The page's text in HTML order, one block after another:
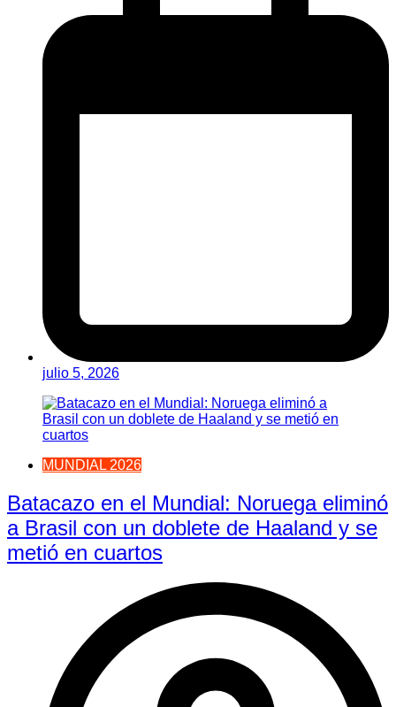
julio 5, 2026
MUNDIAL 2026
Batacazo en el Mundial: Noruega eliminó
a Brasil con un doblete de Haaland y se
metió en cuartos